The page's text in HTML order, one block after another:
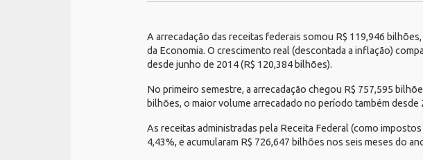
A arrecadação das receitas federais somou R$ 119,946
da Economia. O crescimento real (descontada a inflação)
desde junho de 2014 (R$ 120,384 bilhões).
No primeiro semestre, a arrecadação chegou R$ 757,595
bilhões, o maior volume arrecadado no período também
As receitas administradas pela Receita Federal (como
4,43%, e acumularam R$ 726,647 bilhões nos seis meses do